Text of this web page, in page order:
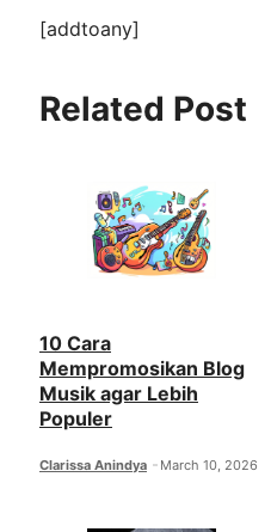
[addtoany]
Related Post
10 Cara
Mempromosikan Blog
Musik agar Lebih
Populer
Clarissa Anindya March 10, 2026